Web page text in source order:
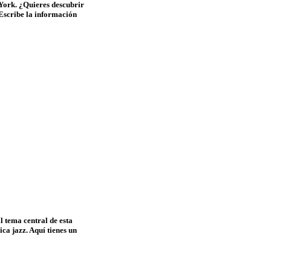
¿Quieres descubrir
la información
tema central de esta
jazz. Aquí tienes un